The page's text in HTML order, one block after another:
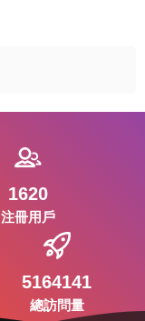
1620
注冊用戶
5164141
總訪問量